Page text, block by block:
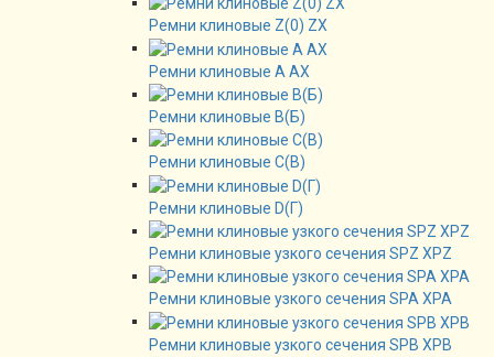
Ремни клиновые Z(0) ZX
Ремни клиновые А AX
Ремни клиновые В(Б)
Ремни клиновые C(B)
Ремни клиновые D(Г)
Ремни клиновые узкого сечения SPZ XPZ
Ремни клиновые узкого сечения SPA XPA
Ремни клиновые узкого сечения SPB XPB